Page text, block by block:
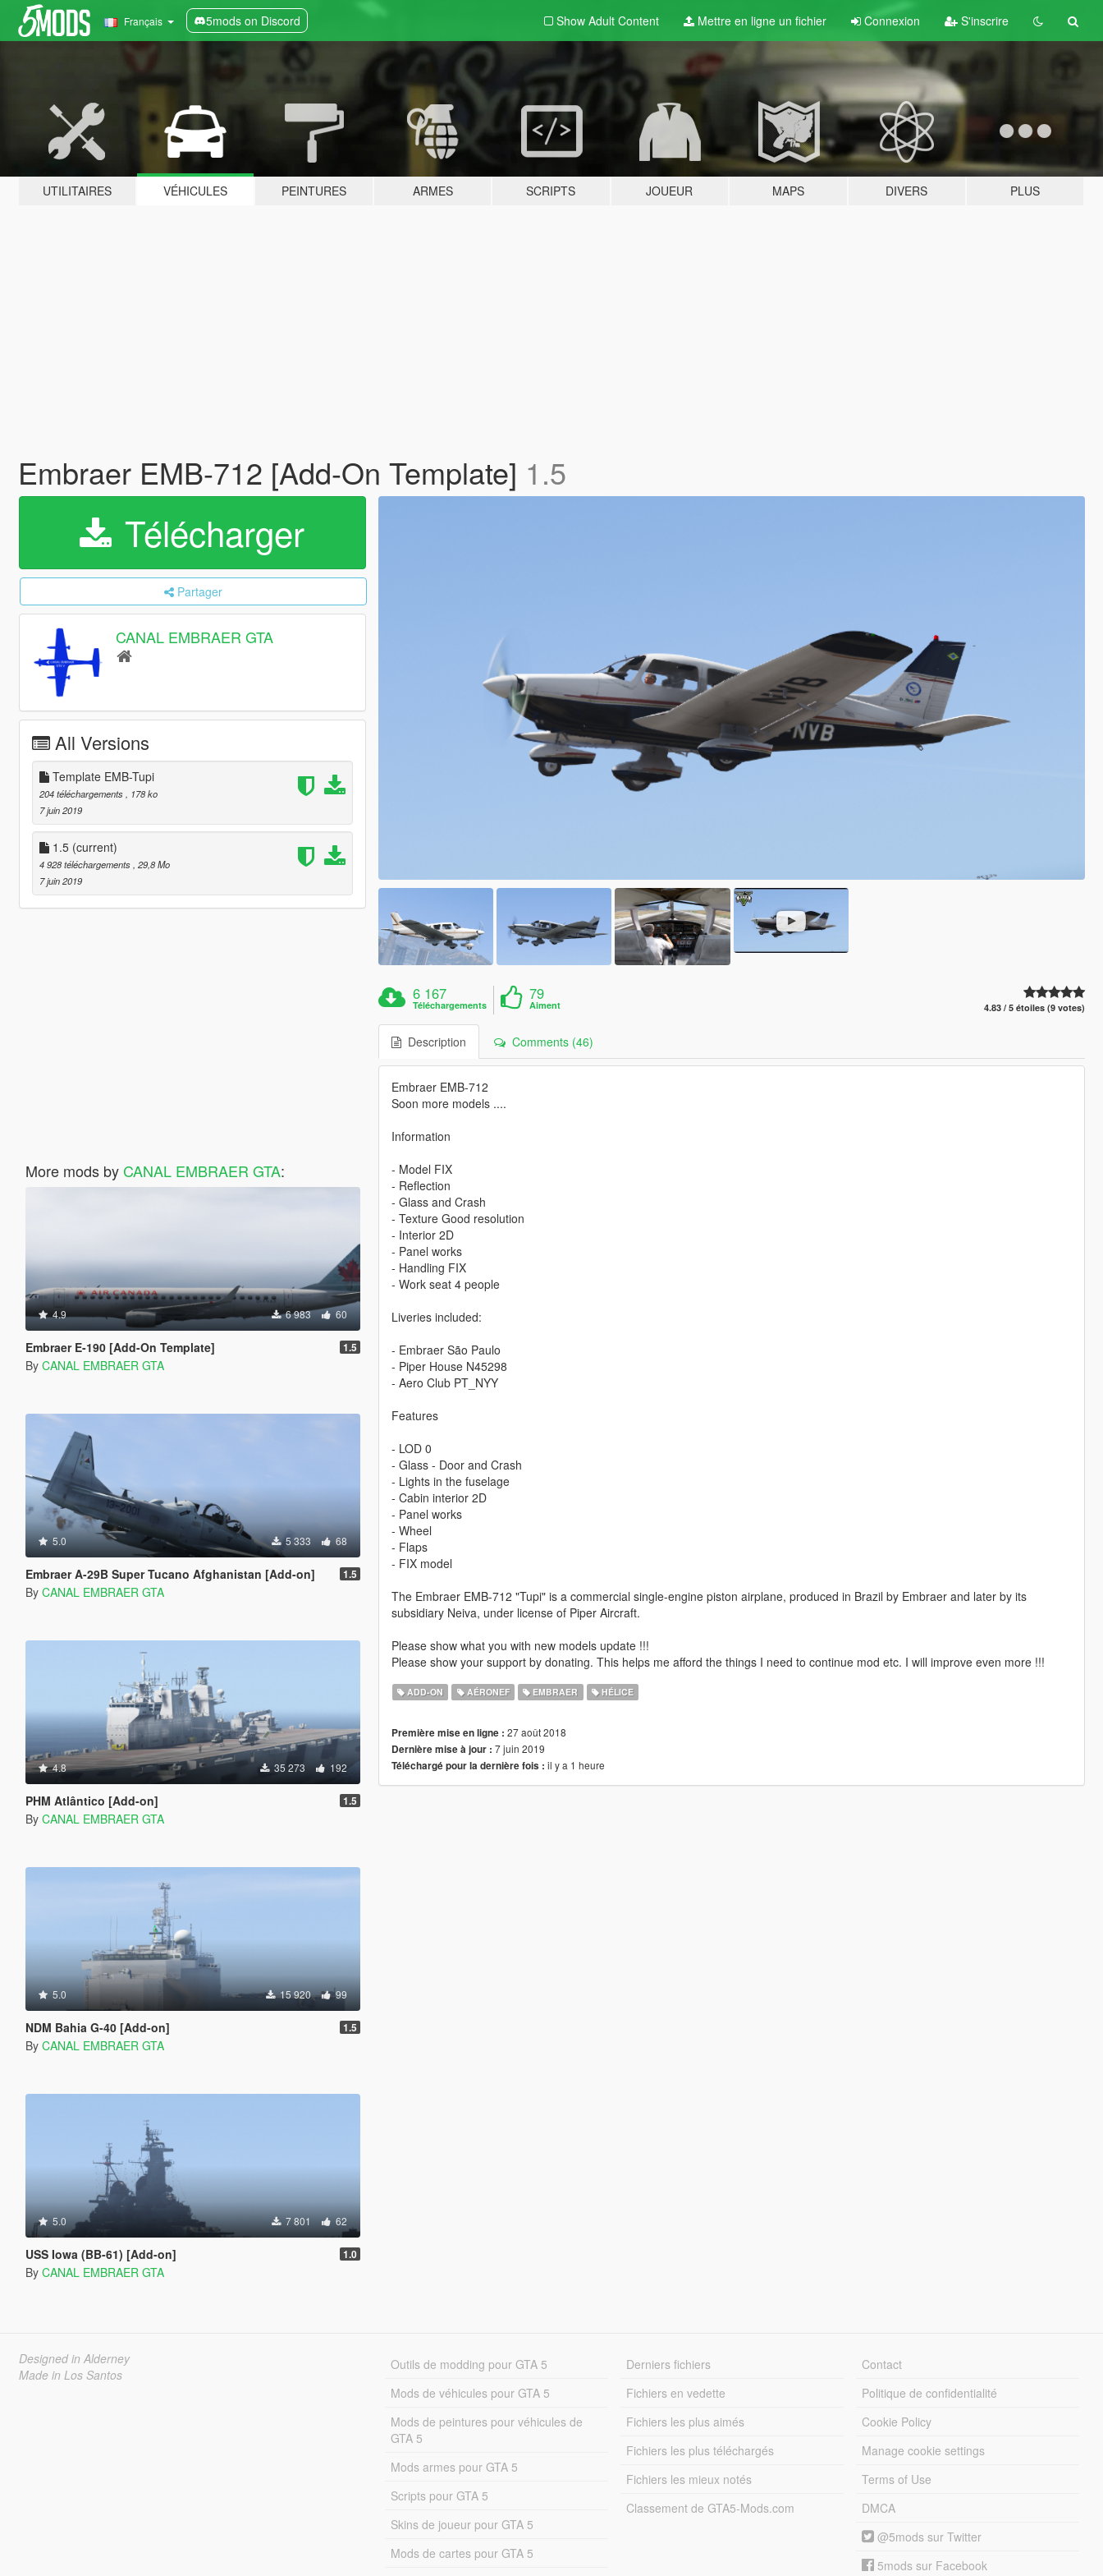
Français 5mods on Discord Show Adult Content Mettre en ligne un fichier Connexion S'inscrire
UTILITAIRES VÉHICULES PEINTURES ARMES SCRIPTS JOUEUR MAPS DIVERS PLUS
Embraer EMB-712 [Add-On Template] 1.5
Télécharger
Partager
CANAL EMBRAER GTA
All Versions
Template EMB-Tupi
204 téléchargements
, 178 ko
7 juin 2019
1.5 (current)
4 928 téléchargements , 29,8 Mo
7 juin 2019
More mods by CANAL EMBRAER GTA:
4.9 6 983 60
Embraer E-190 [Add-On Template] 1.5
By CANAL EMBRAER GTA
5.0 5 333 68
Embraer A-29B Super Tucano Afghanistan [Add-on] 1.5
By CANAL EMBRAER GTA
4.8 35 273 192
PHM Atlântico [Add-on] 1.5
By CANAL EMBRAER GTA
5.0 15 920 99
NDM Bahia G-40 [Add-on] 1.5
By CANAL EMBRAER GTA
5.0 7 801 62
USS Iowa (BB-61) [Add-on] 1.0
By CANAL EMBRAER GTA
6 167
Téléchargements
79
Aiment 4.83 / 5 étoiles (9 votes)
Description Comments (46)
Embraer EMB-712
Soon more models ....
Information
- Model FIX
- Reflection
- Glass and Crash
- Texture Good resolution
- Interior 2D
- Panel works
- Handling FIX
- Work seat 4 people
Liveries included:
- Embraer São Paulo
- Piper House N45298
- Aero Club PT_NYY
Features
- LOD 0
- Glass - Door and Crash
- Lights in the fuselage
- Cabin interior 2D
- Panel works
- Wheel
- Flaps
- FIX model
The Embraer EMB-712 "Tupi" is a commercial single-engine piston airplane, produced in Brazil by Embraer and later by its
subsidiary Neiva, under license of Piper Aircraft.
Please show what you with new models update !!!
Please show your support by donating. This helps me afford the things I need to continue mod etc. I will improve even more !!!
ADD-ON AÉRONEF EMBRAER HÉLICE
Première mise en ligne : 27 août 2018
Dernière mise à jour : 7 juin 2019
Téléchargé pour la dernière fois : il y a 1 heure
Designed in Alderney
Made in Los Santos
Outils de modding pour GTA 5
Mods de véhicules pour GTA 5
Mods de peintures pour véhicules de
GTA 5
Mods armes pour GTA 5
Scripts pour GTA 5
Skins de joueur pour GTA 5
Mods de cartes pour GTA 5
Derniers fichiers
Fichiers en vedette
Fichiers les plus aimés
Fichiers les plus téléchargés
Fichiers les mieux notés
Classement de GTA5-Mods.com
Contact
Politique de confidentialité
Cookie Policy
Manage cookie settings
Terms of Use
DMCA
@5mods sur Twitter
5mods sur Facebook